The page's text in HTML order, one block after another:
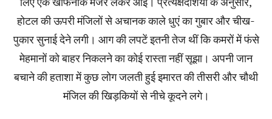
होटल की ऊपरी मंजिलों से अचानक काले धुएं का गुबार और चीख-
पुकार सुनाई देने लगी। आग की लपटें इतनी तेज थीं कि कमरों में फंसे
मेहमानों को बाहर निकलने का कोई रास्ता नहीं सूझा। अपनी जान
बचाने की हताशा में कुछ लोग जलती हुई इमारत की तीसरी और चौथी
मंजिल की खिड़कियों से नीचे कूदने लगे।